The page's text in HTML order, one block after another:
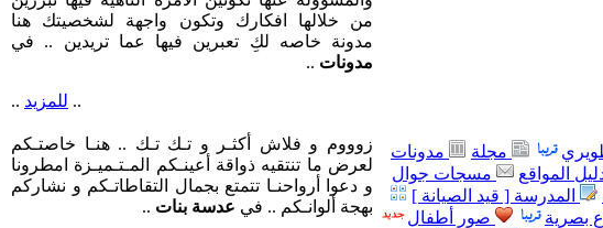
مجلة
مدونات
المواقع
مسجات جوال
المدرسة [ قيد الصيانة ]
بصرية
صور أطفال
من خلالها افكارك وتكون واجهة لشخصيتك هنا
مدونة خاصه لكِ تعبرين فيها عما تريدين .. في
مدونات ..
.. للمزيد ..
زوووم و فلاش أكثـر و تـك تـك .. هنـا خاصتـكم
لعرض ما تنتقيه ذواقة أعينـكم المـتـميـزة امطرونا
و دعوا أرواحنـا تتمتع بجمال التقاطاتـكم و نشاركم
بهجة ألوانـكم .. في عدسة بنات ..